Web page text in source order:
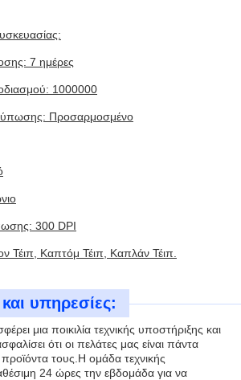
7 ημέρες
1000000
Προσαρμοσμένο
300 DPI
Τέιπ, Καπτόμ Τέιπ, Καπλάν Τέιπ.
υπηρεσίες:
μια ποικιλία τεχνικής υποστήριξης και
ότι οι πελάτες μας είναι πάντα
προϊόντα τους.Η ομάδα τεχνικής
24 ώρες την εβδομάδα για να